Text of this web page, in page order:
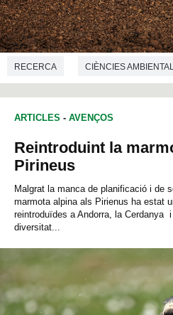
RECERCA CIÈNCIES
ARTICLES - AVENÇOS
Reintroduint la
Pirineus
Malgrat la manca de planificació i de
marmota alpina als Pirienus ha estat
reintroduïdes a Andorra, la Cerdanya
diversitat...